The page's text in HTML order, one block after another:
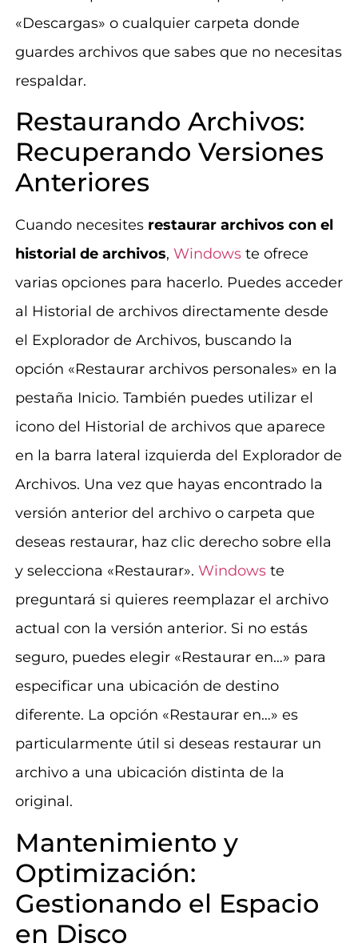
«Descargas» o cualquier carpeta donde
guardes archivos que sabes que no necesitas
respaldar.
Restaurando Archivos:
Recuperando Versiones
Anteriores
Cuando necesites restaurar archivos con el
historial de archivos, Windowste ofrece
varias opciones para hacerlo. Puedes acceder
al Historial de archivos directamente desde
el Explorador de Archivos, buscando la
opción «Restaurar archivos personales» en la
pestaña Inicio. También puedes utilizar el
icono del Historial de archivos que aparece
en la barra lateral izquierda del Explorador de
Archivos. Una vez que hayas encontrado la
versión anterior del archivo o carpeta que
deseas restaurar, haz clic derecho sobre ella
y selecciona «Restaurar». Windowste
preguntará si quieres reemplazar el archivo
actual con la versión anterior. Si no estás
seguro, puedes elegir «Restaurar en…» para
especificar una ubicación de destino
diferente. La opción «Restaurar en…» es
particularmente útil si deseas restaurar un
archivo a una ubicación distinta de la
original.
Mantenimiento y
Optimización:
Gestionando el Espacio
en Disco